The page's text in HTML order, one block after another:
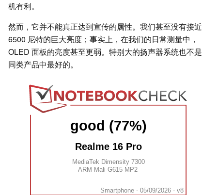
机有利。
然而，它并不能真正达到宣传的属性。我们甚至没有接近
6500 尼特的巨大亮度；事实上，在我们的日常测量中，
OLED 面板的亮度甚至更弱。特别大的扬声器系统也不是
同类产品中最好的。
good (77%)
Realme 16 Pro
MediaTek Dimensity 7300
ARM Mali-G615 MP2
Smartphone - 05/09/2026 - v8